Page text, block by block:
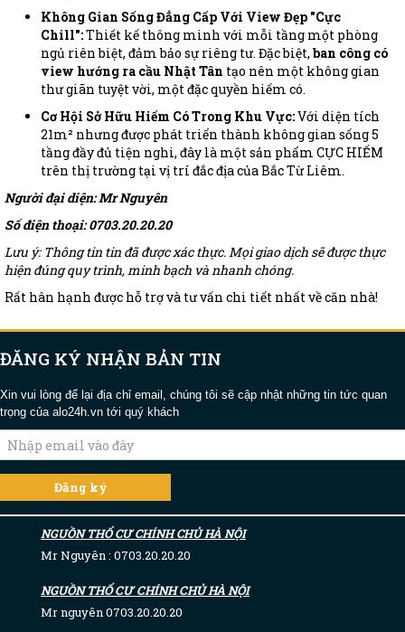
Không Gian Sống Đẳng Cấp Với View Đẹp "Cực
Chill":Thiết kế thông minh với mỗi tầng một phòng
ngủ riên biệt, đảm bảo sự riêng tư. Đặc biệt, ban công có
view hướng ra cầu Nhật Tân tạo nên một không gian
thư giãn tuyệt vời, một đặc quyền hiếm có.
Cơ Hội Sở Hữu Hiếm Có Trong Khu Vực:Với diện tích
21m² nhưng được phát triển thành không gian sống 5
tầng đầy đủ tiện nghi, đây là một sản phẩm CỰC HIẾM
trên thị trường tại vị trí đắc địa của Bắc Từ Liêm.
Người đại diện: Mr Nguyên
Số điện thoại: 0703.20.20.20
Lưu ý: Thông tin tin đã được xác thực. Mọi giao dịch sẽ được thực
hiện đúng quy trình, minh bạch và nhanh chóng.
Rất hân hạnh được hỗ trợ và tư vấn chi tiết nhất về căn nhà!
ĐĂNG KÝ NHẬN BẢN TIN
Xin vui lòng để lại địa chỉ email, chúng tôi sẽ cập nhật những tin tức quan
trọng của alo24h.vn tới quý khách
NGUỒN THỔ CƯ CHÍNH CHỦ HÀ NỘI
Mr Nguyên : 0703.20.20.20
NGUỒN THỔ CƯ CHÍNH CHỦ HÀ NỘI
Mr nguyên 0703.20.20.20